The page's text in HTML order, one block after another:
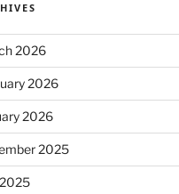
2026
2026
2026
2025